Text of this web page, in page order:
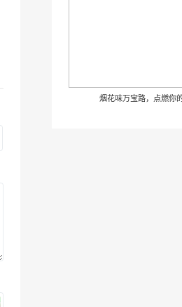
烟花味万宝路，点燃你